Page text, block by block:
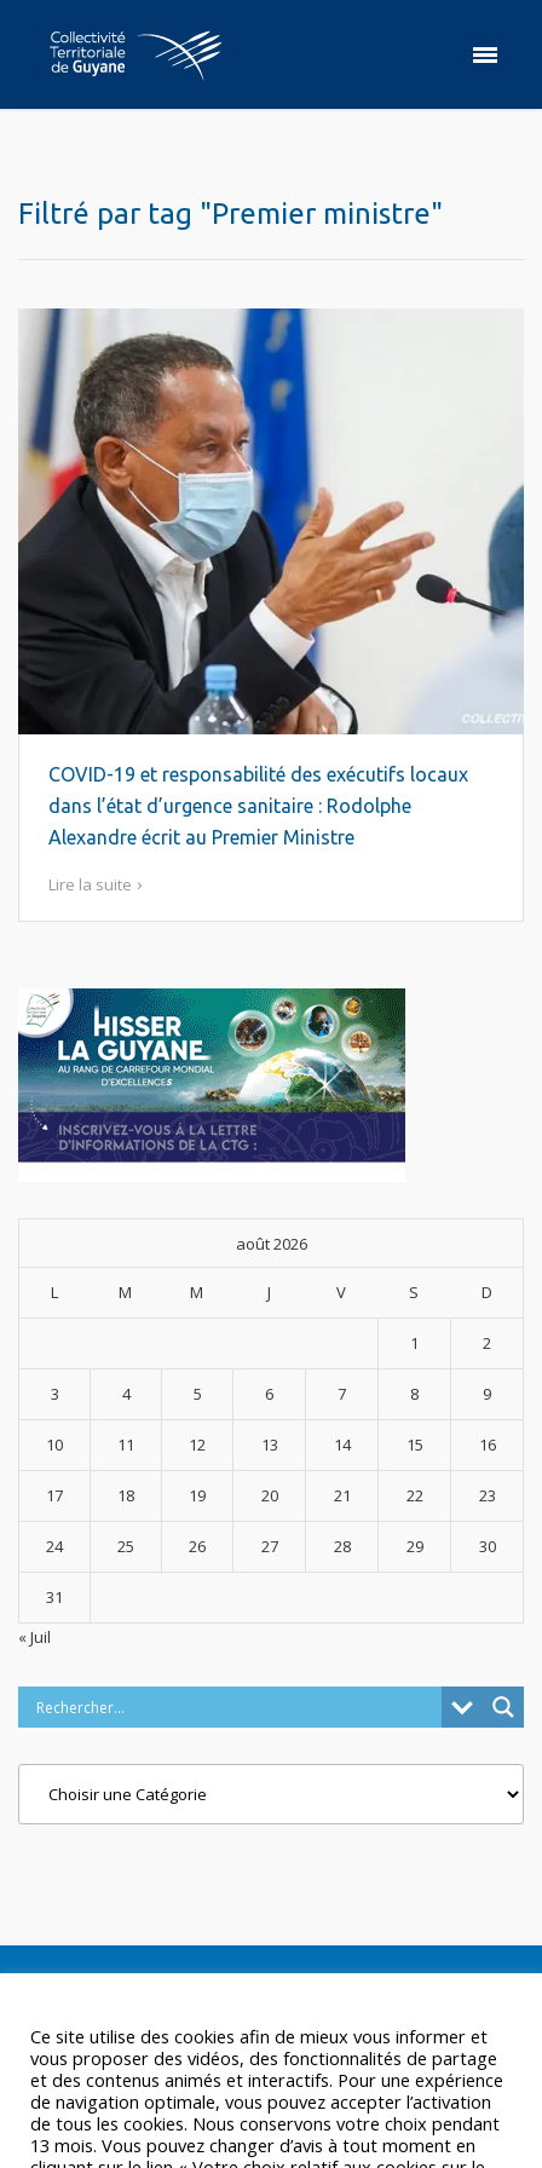
Filtré par tag "Premier ministre"
COVID-19 et responsabilité des exécutifs locaux
dans l’état d’urgence sanitaire : Rodolphe
Alexandre écrit au Premier Ministre
Lire la suite
août 2026
L M M J V S D
1 2
3 4 5 6 7 8 9
10 11 12 13 14 15 16
17 18 19 20 21 22 23
24 25 26 27 28 29 30
31
« Juil
Ce site utilise des cookies afin de mieux vous informer et
vous proposer des vidéos, des fonctionnalités de partage
et des contenus animés et interactifs. Pour une expérience
de navigation optimale, vous pouvez accepter l’activation
de tous les cookies. Nous conservons votre choix pendant
13 mois. Vous pouvez changer d’avis à tout moment en